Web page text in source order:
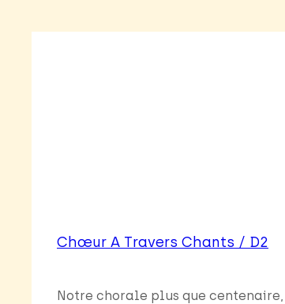
Chœur A Travers Chants / D2
Notre chorale plus que centenaire,